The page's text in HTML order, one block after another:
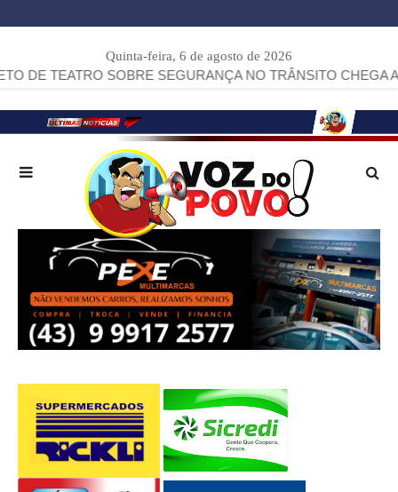
Quinta-feira, 6 de agosto de 2026
SOBRE SEGURANÇA NO TRÂNSITO CHEGA A ARAPOTI. >>